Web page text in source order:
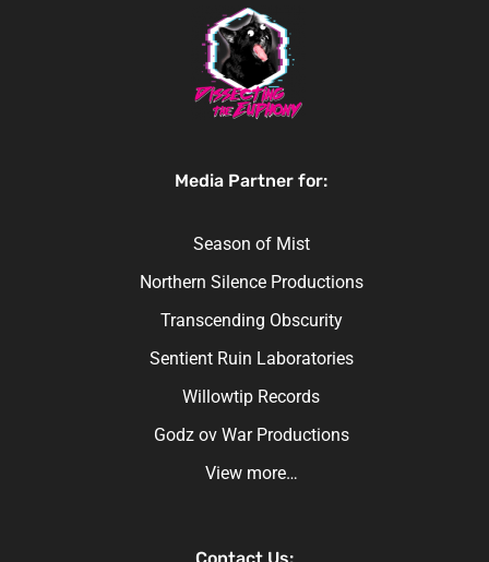
Media Partner for:
Season of Mist
Northern Silence Productions
Transcending Obscurity
Sentient Ruin Laboratories
Willowtip Records
Godz ov War Productions
View more…